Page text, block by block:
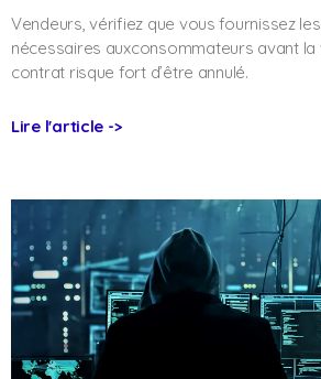
Vendeurs, vérifiez que vous fournissez
nécessaires auxconsommateurs avant la
contrat risque fort d’être annulé.
Lire l'article ->